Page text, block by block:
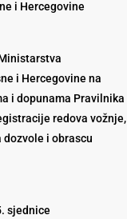
i Hercegovine
i Hercegovine na
i dopunama Pravilnika
redova vožnje,
i obrascu
sjednice